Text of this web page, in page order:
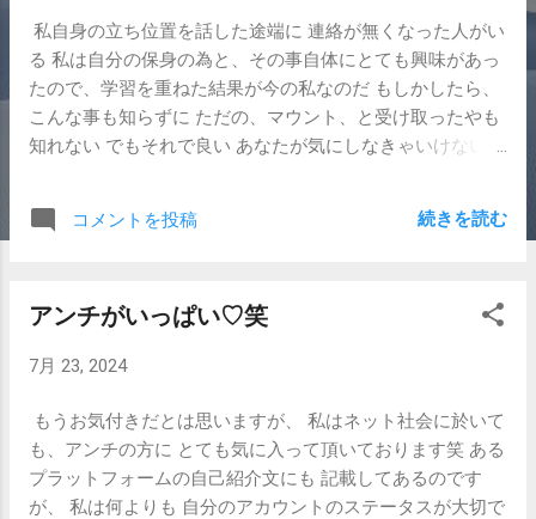
私自身の立ち位置を話した途端に 連絡が無くなった人がい
る 私は自分の保身の為と、その事自体にとても興味があっ
たので、学習を重ねた結果が今の私なのだ もしかしたら、
こんな事も知らずに ただの、マウント、と受け取ったやも
知れない でもそれで良い あなたが気にしなきゃいけない事
ていたら良いと思うよ っと、 多分ひとり、自分の事？と思
コメントを投稿 続きを読む
アンチがいっぱい♡笑
7月 23, 2024
もうお気付きだとは思いますが、 私はネット社会に於いて
も、アンチの方に とても気に入って頂いております笑 ある
プラットフォームの自己紹介文にも 記載してあるのです
が、 私は何よりも 自分のアカウントのステータスが大切で